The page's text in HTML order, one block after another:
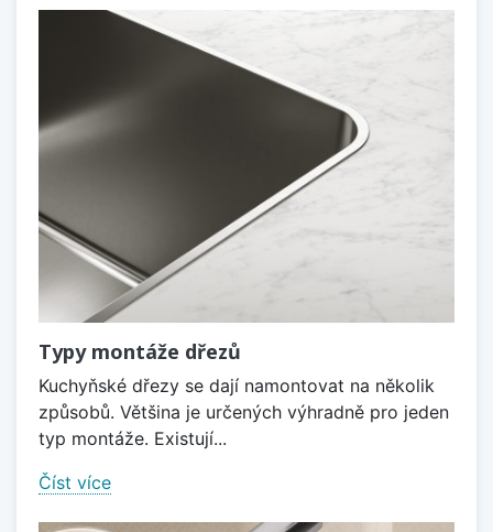
Typy montáže dřezů
Kuchyňské dřezy se dají namontovat na několik
způsobů. Většina je určených výhradně pro jeden
typ montáže. Existují...
Číst více